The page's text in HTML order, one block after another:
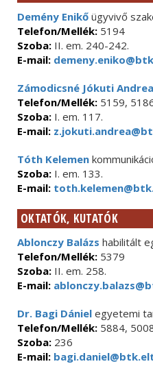
Demény Enikő ügyvivő
Telefon/Mellék: 5194
Szoba: II. em. 240-242.
E-mail:
Zámodicsné Jókuti Andrea
Telefon/Mellék: 5159,
Szoba: I. em. 117.
E-mail:
Tóth Kelemen
Szoba: I. em. 133.
E-mail:
OKTATÓK, KUTATÓK
Ablonczy Balázs habilitált
Telefon/Mellék: 5379
Szoba: II. em. 258.
E-mail:
Dr. Bagi Dániel egyetemi
Telefon/Mellék: 5884,
Szoba: 236
E-mail: